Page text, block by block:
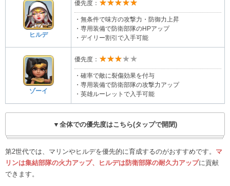
ヒルデ
優先度： ★★★★★
・無条件で味方の攻撃力・防御力上昇
・専用装備で防衛部隊のHPアップ
・デイリー割引で入手可能
ゾーイ
優先度： ★★★★★
・確率で敵に裂傷効果を付与
・専用装備で防衛部隊の攻撃力アップ
・英雄ルーレットで入手可能
▼全体での優先度はこちら(タップで開閉)
第2世代では、マリンやヒルデを優先的に育成するのがおすすめです。 マ
リンは集結部隊の火力アップ、ヒルデは防衛部隊の耐久力アップに貢献
できます。